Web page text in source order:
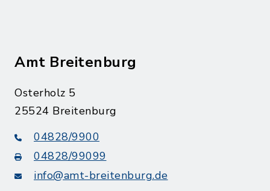
Amt Breitenburg
Osterholz 5
25524 Breitenburg
04828/9900
04828/99099
info@amt-breitenburg.de